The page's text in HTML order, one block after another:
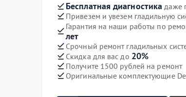
Бесплатная диагностика даже
Привезем и увезем гладильную
Гарантия на наши работы по
лет
Срочный ремонт гладильных
Скидка для вас до 20%
Получите 1500 рублей на ремонт
Оригинальные комплектующие